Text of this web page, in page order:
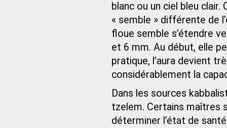
blanc ou un ciel bleu
« semble » différente de
floue semble s’étendre
et 6 mm. Au début, elle
pratique, l’aura devient
considérablement la
Dans les sources
tzelem. Certains maîtres
déterminer l’état de